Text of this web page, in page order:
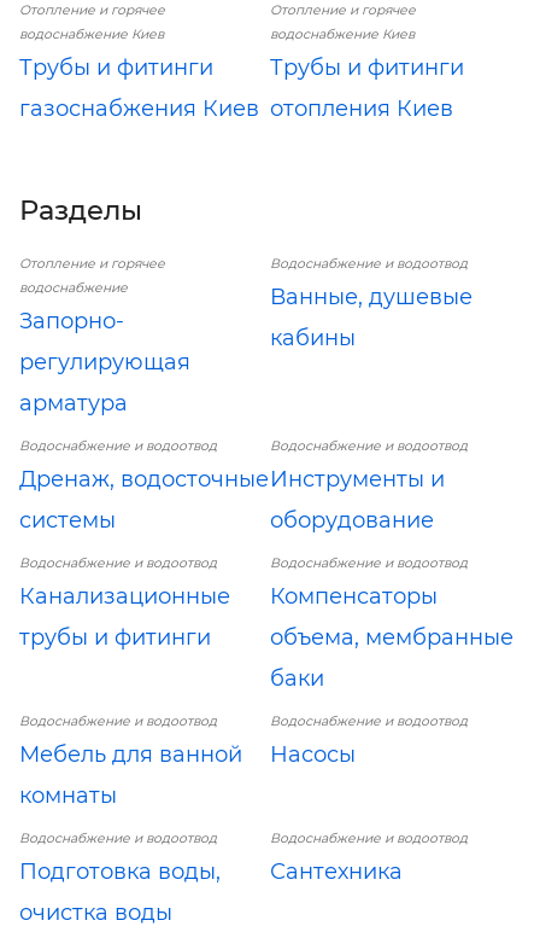
Отопление и горячее
водоснабжение Киев
Трубы и фитинги
газоснабжения Киев
Отопление и горячее
водоснабжение Киев
Трубы и фитинги
отопления Киев
Разделы
Отопление и горячее
водоснабжение
Запорно-
регулирующая
арматура
Водоснабжение и водоотвод
Ванные, душевые
кабины
Водоснабжение и водоотвод
Дренаж, водосточные
системы
Водоснабжение и водоотвод
Инструменты и
оборудование
Водоснабжение и водоотвод
Канализационные
трубы и фитинги
Водоснабжение и водоотвод
Компенсаторы
объема, мембранные
баки
Водоснабжение и водоотвод
Мебель для ванной
комнаты
Водоснабжение и водоотвод
Насосы
Водоснабжение и водоотвод
Подготовка воды,
очистка воды
Водоснабжение и водоотвод
Сантехника